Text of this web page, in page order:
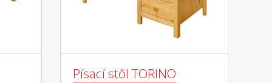
Písací stôl TORINO